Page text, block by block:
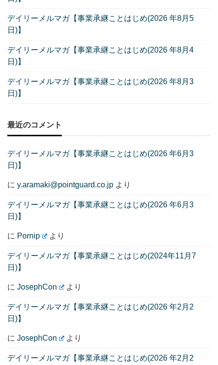
デイリーメルマガ【事業承継ことはじめ(2026 年8月5
日)】
デイリーメルマガ【事業承継ことはじめ(2026 年8月4
日)】
デイリーメルマガ【事業承継ことはじめ(2026 年8月3
日)】
最近のコメント
デイリーメルマガ【事業承継ことはじめ(2026 年6月3
日)】
に y.aramaki@pointguard.co.jp より
デイリーメルマガ【事業承継ことはじめ(2026 年6月3
日)】
に Pornip より
デイリーメルマガ【事業承継ことはじめ(2024年11月7
日)】
に JosephCon より
デイリーメルマガ【事業承継ことはじめ(2026 年2月2
日)】
に JosephCon より
デイリーメルマガ【事業承継ことはじめ(2026 年2月2